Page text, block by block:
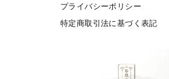
プライバシーポリシー
特定商取引法に基づく表記